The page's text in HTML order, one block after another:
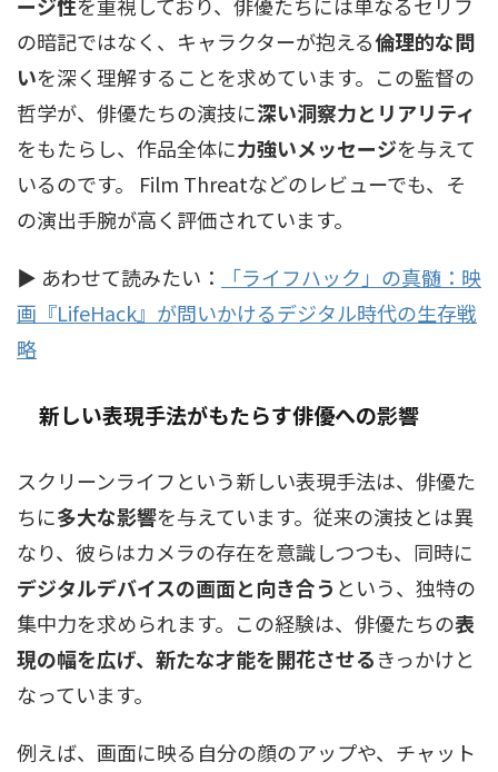
の暗記ではなく、キャラクターが抱える倫理的な問
いを深く理解することを求めています。この監督の
哲学が、俳優たちの演技に深い洞察力とリアリティ
をもたらし、作品全体に力強いメッセージを与えて
いるのです。 Film Threatなどのレビューでも、そ
の演出手腕が高く評価されています。
▶ あわせて読みたい：
「ライフハック」の真髄：映
画『LifeHack』が問いかけるデジタル時代の生存戦
略
新しい表現手法がもたらす俳優への影響
スクリーンライフという新しい表現手法は、俳優た
ちに多大な影響を与えています。従来の演技とは異
なり、彼らはカメラの存在を意識しつつも、同時に
デジタルデバイスの画面と向き合う という、独特の
集中力を求められます。この経験は、俳優たちの表
現の幅を広げ、新たな才能を開花させるきっかけと
なっています。
例えば、画面に映る自分の顔のアップや、チャット